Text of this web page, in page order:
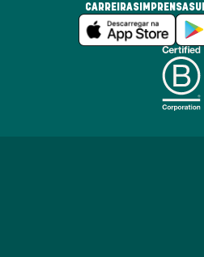
CARREIRASIMPRENSA